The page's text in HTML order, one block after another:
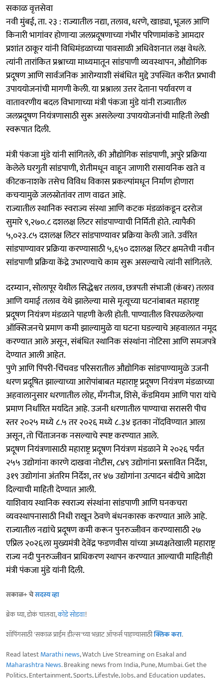
सकाळ वृत्तसेवा
नवी मुंबई, ता. २३ : राज्यातील नद्या, तलाव, धरणे, खाड्या, भूजल आणि
किनारी भागांवर होणाऱ्या जलप्रदूषणाच्या गंभीर परिणामांकडे आमदार
प्रशांत ठाकूर यांनी विधिमंडळाच्या पावसाळी अधिवेशनात लक्ष वेधले.
त्यांनी तारांकित प्रश्नाच्या माध्यमातून सांडपाणी व्यवस्थापन, औद्योगिक
प्रदूषण आणि सार्वजनिक आरोग्याशी संबंधित मुद्दे उपस्थित करीत प्रभावी
उपाययोजनांची मागणी केली. या प्रश्नाला उत्तर देताना पर्यावरण व
वातावरणीय बदल विभागाच्या मंत्री पंकजा मुंडे यांनी राज्यातील
जलप्रदूषण नियंत्रणासाठी सुरू असलेल्या उपाययोजनांची माहिती लेखी
स्वरूपात दिली.
मंत्री पंकजा मुंडे यांनी सांगितले, की औद्योगिक सांडपाणी, अपुरे प्रक्रिया
केलेले घरगुती सांडपाणी, शेतीमधून वाहून जाणारी रासायनिक खते व
कीटकनाशके तसेच विविध विकास प्रकल्पांमधून निर्माण होणारा
कचऱ्यामुळे जलस्रोतांवर ताण वाढत आहे.
राज्यातील स्थानिक स्वराज्य संस्था आणि कटक मंडळांकडून दररोज
सुमारे ९,२७०.८ दशलक्ष लिटर सांडपाण्याची निर्मिती होते. त्यापैकी
५,०२३.८५ दशलक्ष लिटर सांडपाण्यावर प्रक्रिया केली जाते. उर्वरित
सांडपाण्यावर प्रक्रिया करण्यासाठी ५,६५० दशलक्ष लिटर क्षमतेची नवीन
सांडपाणी प्रक्रिया केंद्रे उभारण्याचे काम सुरू असल्याचे त्यांनी सांगितले.
दरम्यान, सोलापूर येथील सिद्धेश्वर तलाव, छत्रपती संभाजी (कंबर) तलाव
आणि यमाई तलाव येथे झालेल्या मासे मृत्यूच्या घटनांबाबत महाराष्ट्र
प्रदूषण नियंत्रण मंडळाने पाहणी केली होती. पाण्यातील विरघळलेल्या
ऑक्सिजनचे प्रमाण कमी झाल्यामुळे या घटना घडल्याचे अहवालात नमूद
करण्यात आले असून, संबंधित स्थानिक संस्थांना नोटिसा आणि समजपत्रे
देण्यात आली आहेत.
पुणे आणि पिंपरी-चिंचवड परिसरातील औद्योगिक सांडपाण्यामुळे उजनी
धरण प्रदूषित झाल्याच्या आरोपांबाबत महाराष्ट्र प्रदूषण नियंत्रण मंडळाच्या
अहवालानुसार धरणातील लोह, मँगनीज, शिसे, कॅडमियम आणि पारा यांचे
प्रमाण निर्धारित मर्यादेत आहे. उजनी धरणातील पाण्याचा सरासरी पीच
स्तर २०२५ मध्ये ८.५ तर २०२६ मध्ये ८.३४ इतका नोंदविण्यात आला
असून, तो चिंताजनक नसल्याचे स्पष्ट करण्यात आले.
प्रदूषण नियंत्रणासाठी महाराष्ट्र प्रदूषण नियंत्रण मंडळाने मे २०२६ पर्यंत
२५५ उद्योगांना कारणे दाखवा नोटीस, ८४९ उद्योगांना प्रस्तावित निर्देश,
३१९ उद्योगांना अंतरिम निर्देश, तर ४७ उद्योगांना उत्पादन बंदीचे आदेश
दिल्याची माहिती देण्यात आली.
याशिवाय स्थानिक स्वराज्य संस्थांना सांडपाणी आणि घनकचरा
व्यवस्थापनासाठी निधी राखून ठेवणे बंधनकारक करण्यात आले आहे.
राज्यातील नद्यांचे प्रदूषण कमी करून पुनरुज्जीवन करण्यासाठी २७
एप्रिल २०२६ला मुख्यमंत्री देवेंद्र फडणवीस यांच्या अध्यक्षतेखाली महाराष्ट्र
राज्य नदी पुनरुज्जीवन प्राधिकरण स्थापन करण्यात आल्याची माहितीही
मंत्री पंकजा मुंडे यांनी दिली.
सकाळ+ चेसदस्य व्हा
ब्रेक घ्या, डोकं चालवा,कोडे सोडवा!
शॉपिंगसाठी 'सकाळ प्राईम डील्स'च्या भन्नाट ऑफर्स पाहण्यासाठीक्लिक करा.
Read latestMarathi news, Watch Live Streaming on Esakal and
Maharashtra News. Breaking news from India, Pune, Mumbai. Get the
Politics, Entertainment, Sports, Lifestyle, Jobs, and Education updates,